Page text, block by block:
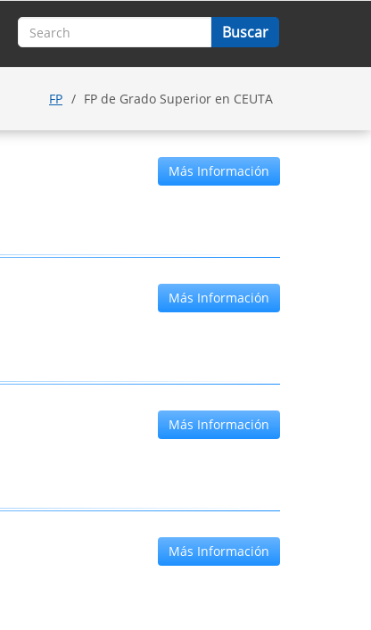
FP FP de Grado Superior en CEUTA
Más Información
Más Información
Más Información
Más Información